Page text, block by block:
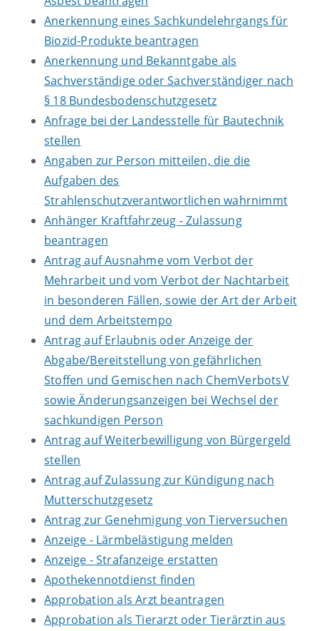
Anerkennung eines Sachkundelehrgangs für
Biozid-Produkte beantragen
Anerkennung und Bekanntgabe als
Sachverständige oder Sachverständiger nach
§ 18 Bundesbodenschutzgesetz
Anfrage bei der Landesstelle für Bautechnik
stellen
Angaben zur Person mitteilen, die die
Aufgaben des
Strahlenschutzverantwortlichen wahrnimmt
Anhänger Kraftfahrzeug - Zulassung
beantragen
Antrag auf Ausnahme vom Verbot der
Mehrarbeit und vom Verbot der Nachtarbeit
in besonderen Fällen, sowie der Art der Arbeit
und dem Arbeitstempo
Antrag auf Erlaubnis oder Anzeige der
Abgabe/Bereitstellung von gefährlichen
Stoffen und Gemischen nach ChemVerbotsV
sowie Änderungsanzeigen bei Wechsel der
sachkundigen Person
Antrag auf Weiterbewilligung von Bürgergeld
stellen
Antrag auf Zulassung zur Kündigung nach
Mutterschutzgesetz
Antrag zur Genehmigung von Tierversuchen
Anzeige - Lärmbelästigung melden
Anzeige - Strafanzeige erstatten
Apothekennotdienst finden
Approbation als Arzt beantragen
Approbation als Tierarzt oder Tierärztin aus